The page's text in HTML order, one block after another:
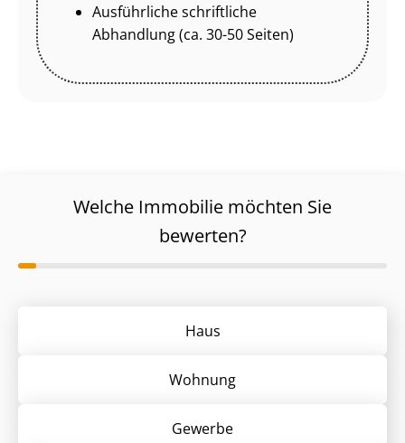
Ausführliche schriftliche
Abhandlung (ca. 30-50 Seiten)
Welche Immobilie möchten Sie
bewerten?
Haus
Wohnung
Gewerbe